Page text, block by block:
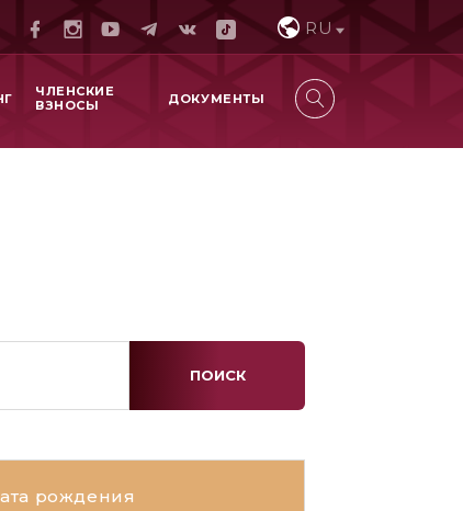
RU
ЧЛЕНСКИЕ
ВЗНОСЫ
ДОКУМЕНТЫ
ПОИСК
рождения